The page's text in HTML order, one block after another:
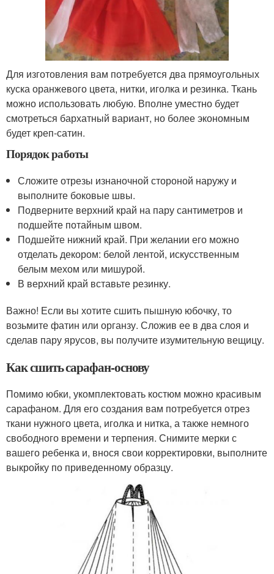
Для изготовления вам потребуется два прямоугольных
куска оранжевого цвета, нитки, иголка и резинка. Ткань
можно использовать любую. Вполне уместно будет
смотреться бархатный вариант, но более экономным
будет креп-сатин.
Порядок работы
Сложите отрезы изнаночной стороной наружу и
выполните боковые швы.
Подверните верхний край на пару сантиметров и
подшейте потайным швом.
Подшейте нижний край. При желании его можно
отделать декором: белой лентой, искусственным
белым мехом или мишурой.
В верхний край вставьте резинку.
Важно! Если вы хотите сшить пышную юбочку, то
возьмите фатин или органзу. Сложив ее в два слоя и
сделав пару ярусов, вы получите изумительную вещицу.
Как сшить сарафан-основу
Помимо юбки, укомплектовать костюм можно красивым
сарафаном. Для его создания вам потребуется отрез
ткани нужного цвета, иголка и нитка, а также немного
свободного времени и терпения. Снимите мерки с
вашего ребенка и, внося свои корректировки, выполните
выкройку по приведенному образцу.